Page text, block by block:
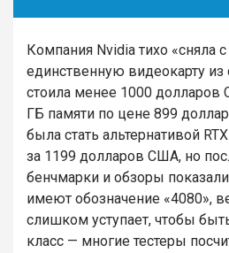
Компания Nvidia тихо «сняла
единственную видеокарту из
стоила менее 1000 долларов
ГБ памяти по цене 899
была стать альтернативой
за 1199 долларов США, но
бенчмарки и обзоры
имеют обозначение «4080»,
слишком уступает, чтобы
класс — многие тестеры